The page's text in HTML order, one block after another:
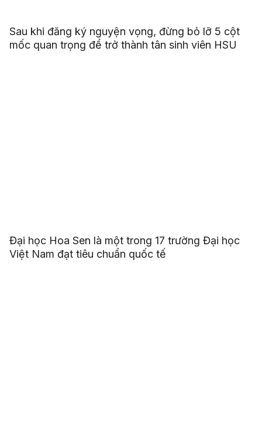
Sau khi đăng ký nguyện vọng, đừng bỏ lỡ 5 cột
mốc quan trọng để trở thành tân sinh viên HSU
Đại học Hoa Sen là một trong 17 trường Đại học
Việt Nam đạt tiêu chuẩn quốc tế